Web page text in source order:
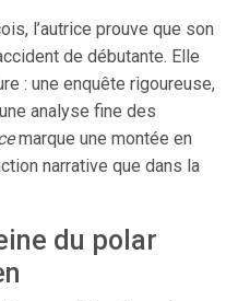
l’autrice prouve que son
de débutante. Elle
: une enquête rigoureuse,
analyse fine des
marque une montée en
narrative que dans la
du polar